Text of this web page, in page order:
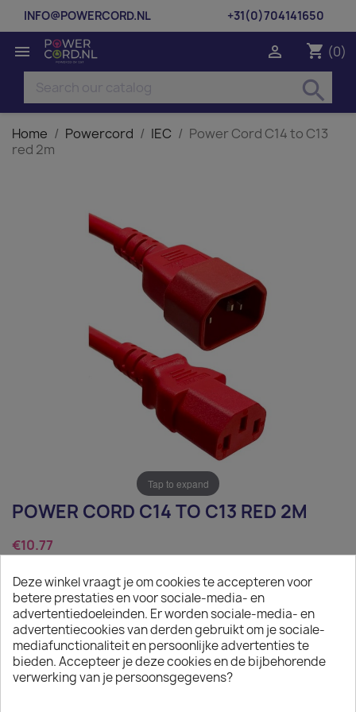
INFO@POWERCORD.NL +31(0)704141650
 shopping_cart (0)

search
Home Powercord IEC
Power Cord C14 to C13
red 2m
Tap to expand
POWER CORD C14 TO C13 RED 2M
€10.77
Tax excluded
Power Cord C14 to C13 red 2m
Quantity
 ADD TO CART
Deze winkel vraagt je om cookies te accepteren voor
betere prestaties en voor sociale-media- en
advertentiedoeleinden. Er worden sociale-media- en
advertentiecookies van derden gebruikt om je sociale-
mediafunctionaliteit en persoonlijke advertenties te
bieden. Accepteer je deze cookies en de bijbehorende
verwerking van je persoonsgegevens?